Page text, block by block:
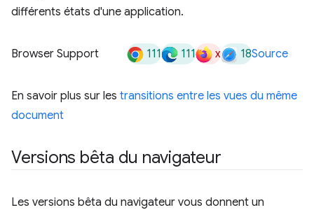
différents états d'une application.
Browser Support 111 111 x 18Source
En savoir plus sur les transitions entre les vues du même
document
Versions bêta du navigateur
Les versions bêta du navigateur vous donnent un